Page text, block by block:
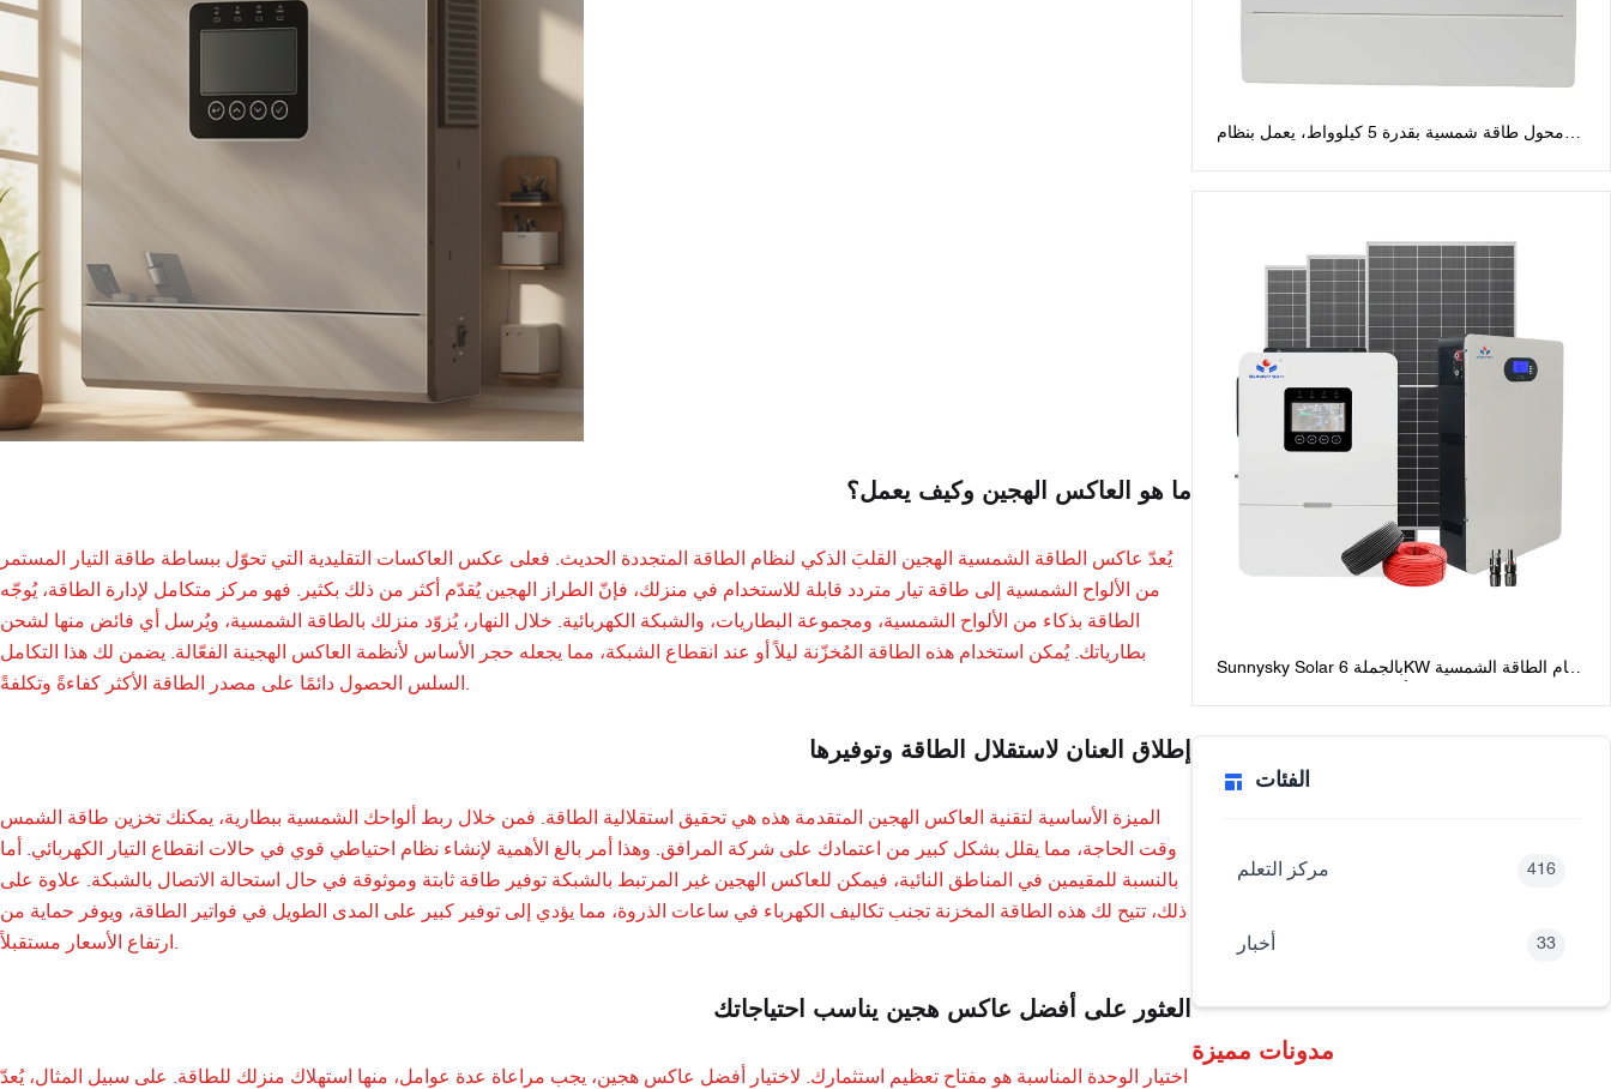
ما هو العاكس الهجين وكيف يعمل؟
يُعدّ عاكس الطاقة الشمسية الهجين القلبَ الذكي لنظام الطاقة المتجددة الحديث. فعلى عكس العاكسات التقليدية التي تحوّل ببساطة طاقة التيار المستمر
من الألواح الشمسية إلى طاقة تيار متردد قابلة للاستخدام في منزلك، فإنّ الطراز الهجين يُقدّم أكثر من ذلك بكثير. فهو مركز متكامل لإدارة الطاقة، يُوجّه
الطاقة بذكاء من الألواح الشمسية، ومجموعة البطاريات، والشبكة الكهربائية. خلال النهار، يُزوّد منزلك بالطاقة الشمسية، ويُرسل أي فائض منها لشحن
بطارياتك. يُمكن استخدام هذه الطاقة المُخزّنة ليلاً أو عند انقطاع الشبكة، مما يجعله حجر الأساس لأنظمة العاكس الهجينة الفعّالة. يضمن لك هذا التكامل
السلس الحصول دائمًا على مصدر الطاقة الأكثر كفاءةً وتكلفةً.
إطلاق العنان لاستقلال الطاقة وتوفيرها
الميزة الأساسية لتقنية العاكس الهجين المتقدمة هذه هي تحقيق استقلالية الطاقة. فمن خلال ربط ألواحك الشمسية ببطارية، يمكنك تخزين طاقة الشمس
وقت الحاجة، مما يقلل بشكل كبير من اعتمادك على شركة المرافق. وهذا أمر بالغ الأهمية لإنشاء نظام احتياطي قوي في حالات انقطاع التيار الكهربائي. أما
بالنسبة للمقيمين في المناطق النائية، فيمكن للعاكس الهجين غير المرتبط بالشبكة توفير طاقة ثابتة وموثوقة في حال استحالة الاتصال بالشبكة. علاوة على
ذلك، تتيح لك هذه الطاقة المخزنة تجنب تكاليف الكهرباء في ساعات الذروة، مما يؤدي إلى توفير كبير على المدى الطويل في فواتير الطاقة، ويوفر حماية من
ارتفاع الأسعار مستقبلاً.
العثور على أفضل عاكس هجين يناسب احتياجاتك
اختيار الوحدة المناسبة هو مفتاح تعظيم استثمارك. لاختيار أفضل عاكس هجين، يجب مراعاة عدة عوامل، منها استهلاك منزلك للطاقة. على سبيل المثال، يُعدّ
محول طاقة شمسية بقدرة 5 كيلوواط، يعمل بنظام
Sunnysky Solar بالجملة 6KW نظام الطاقة الشمسية
الفئات
مركز التعلم 416
أخبار 33
مدونات مميزة